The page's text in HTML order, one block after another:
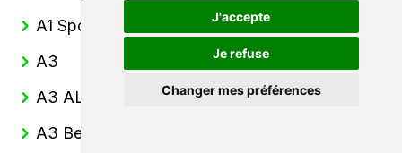
J'accepte
Je refuse
Changer mes préférences
A1 Sportback
A3
A3 ALLSTREET
A3 Berline